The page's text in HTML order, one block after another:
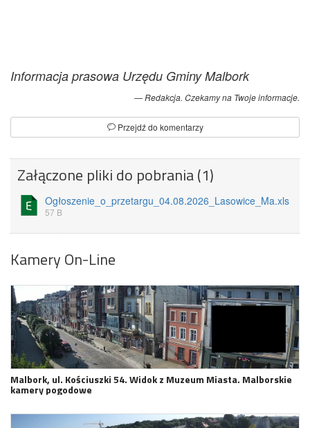
Informacja prasowa Urzędu Gminy Malbork
Redakcja. Czekamy na Twoje informacje.
Przejdź do komentarzy
Załączone pliki do pobrania (1)
Ogłoszenie_o_przetargu_04.08.2026_Lasowice_Ma.xls
57 B
Kamery On-Line
Malbork, ul. Kościuszki 54. Widok z Muzeum Miasta. Malborskie
kamery pogodowe